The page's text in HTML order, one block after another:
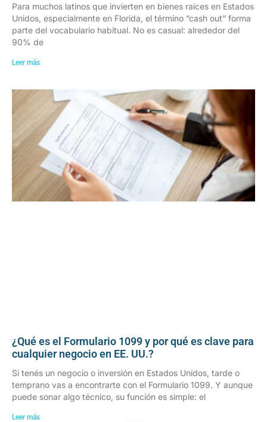
Para muchos latinos que invierten en bienes raíces en Estados
Unidos, especialmente en Florida, el término “cash out” forma
parte del vocabulario habitual. No es casual: alrededor del
90% de
Leer más
¿Qué es el Formulario 1099 y por qué es clave para
cualquier negocio en EE. UU.?
Si tenés un negocio o inversión en Estados Unidos, tarde o
temprano vas a encontrarte con el Formulario 1099. Y aunque
puede sonar algo técnico, su función es simple: el
Leer más